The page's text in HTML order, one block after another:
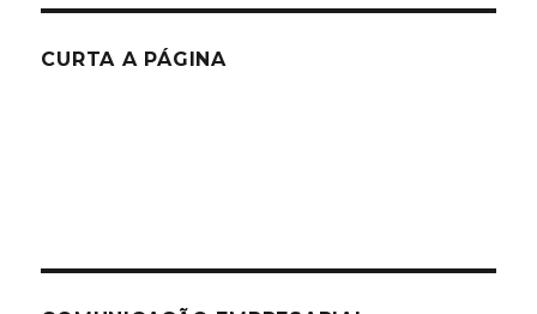
CURTA A PÁGINA